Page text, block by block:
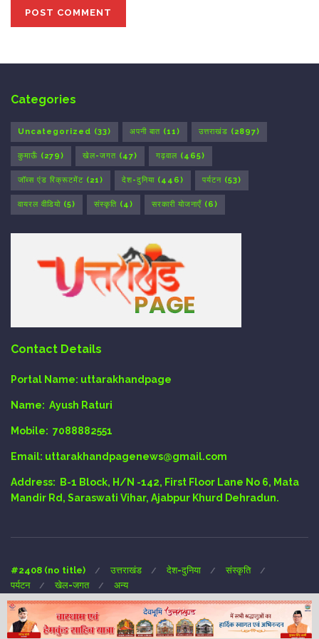
Categories
Uncategorized (33) अपनी बात (11) उत्तराखंड (2897)
कुमाऊँ (279) खेल-जगत (47) गढ़वाल (465)
जॉब्स एंड रिक्रूटमेंट (21) देश-दुनिया (446) पर्यटन (53)
वायरल वीडियो (5) संस्कृति (4) सरकारी योजनाएँ (6)
Contact Details
Portal Name: uttarakhandpage
Name: Ayush Raturi
Mobile: 7088882551
Email: uttarakhandpagenews@gmail.com
Address:
B-1 Block, H/N -142, First Floor Lane No 6, Mata
Mandir Rd, Saraswati Vihar, Ajabpur Khurd Dehradun.
#2408 (no title) उत्तराखंड देश-दुनिया
संस्कृति
पर्यटन
खेल-जगत अन्य
Copyright © 2024 UTTARAKHAND-PAGE